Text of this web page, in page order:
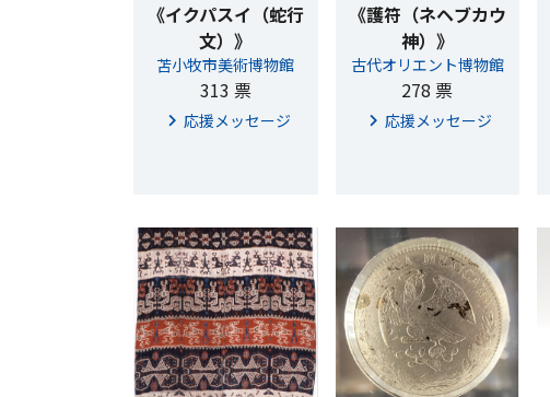
《イクパスイ（蛇行
文）》
苫小牧市美術博物館
313 票
応援メッセージ
《護符（ネヘブカウ
神）》
古代オリエント博物館
278 票
応援メッセージ